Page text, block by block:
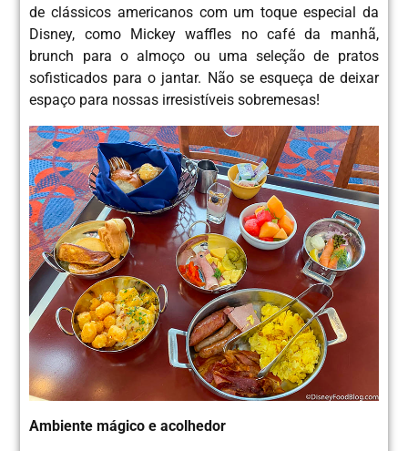
de clássicos americanos com um toque especial da
Disney, como Mickey waffles no café da manhã,
brunch para o almoço ou uma seleção de pratos
sofisticados para o jantar. Não se esqueça de deixar
espaço para nossas irresistíveis sobremesas!
Ambiente mágico e acolhedor